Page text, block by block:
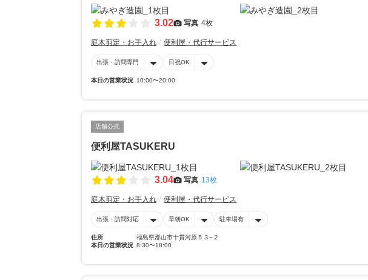
3.02 写真 4枚
庭木剪定・お手入れ 便利屋・代行サービス
出張・訪問専門 日祝OK
本日の営業状況 10:00〜20:00
店舗公式
便利屋TASUKERU
3.04 写真 13枚
庭木剪定・お手入れ 便利屋・代行サービス
出張・訪問対応 早朝OK 駐車場有
住所
福島県郡山市十貫河原５３−２
本日の営業状況 8:30〜18:00